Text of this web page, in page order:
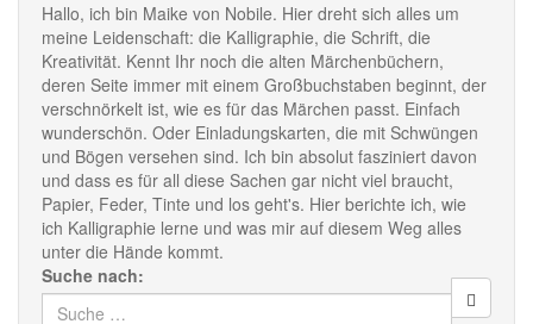
Hallo, ich bin Maike von Nobile. Hier dreht sich alles um
meine Leidenschaft: die Kalligraphie, die Schrift, die
Kreativität. Kennt Ihr noch die alten Märchenbüchern,
deren Seite immer mit einem Großbuchstaben beginnt, der
verschnörkelt ist, wie es für das Märchen passt. Einfach
wunderschön. Oder Einladungskarten, die mit Schwüngen
und Bögen versehen sind. Ich bin absolut fasziniert davon
und dass es für all diese Sachen gar nicht viel braucht,
Papier, Feder, Tinte und los geht's. Hier berichte ich, wie
ich Kalligraphie lerne und was mir auf diesem Weg alles
unter die Hände kommt.
Suche nach: